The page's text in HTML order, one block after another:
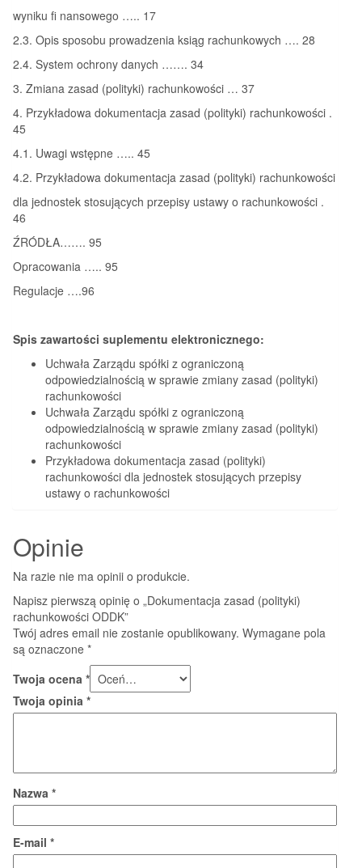
wyniku fi nansowego ….. 17
2.3. Opis sposobu prowadzenia ksiąg rachunkowych …. 28
2.4. System ochrony danych ……. 34
3. Zmiana zasad (polityki) rachunkowości … 37
4. Przykładowa dokumentacja zasad (polityki) rachunkowości .
45
4.1. Uwagi wstępne ….. 45
4.2. Przykładowa dokumentacja zasad (polityki) rachunkowości
dla jednostek stosujących przepisy ustawy o rachunkowości .
46
ŹRÓDŁA……. 95
Opracowania ….. 95
Regulacje ….96
Spis zawartości suplementu elektronicznego:
Uchwała Zarządu spółki z ograniczoną
odpowiedzialnością w sprawie zmiany zasad (polityki)
rachunkowości
Uchwała Zarządu spółki z ograniczoną
odpowiedzialnością w sprawie zmiany zasad (polityki)
rachunkowości
Przykładowa dokumentacja zasad (polityki)
rachunkowości dla jednostek stosujących przepisy
ustawy o rachunkowości
Opinie
Na razie nie ma opinii o produkcie.
Napisz pierwszą opinię o „Dokumentacja zasad (polityki)
rachunkowości ODDK”
Twój adres email nie zostanie opublikowany. Wymagane pola
są oznaczone *
Twoja ocena *
Twoja opinia *
Nazwa *
E-mail *